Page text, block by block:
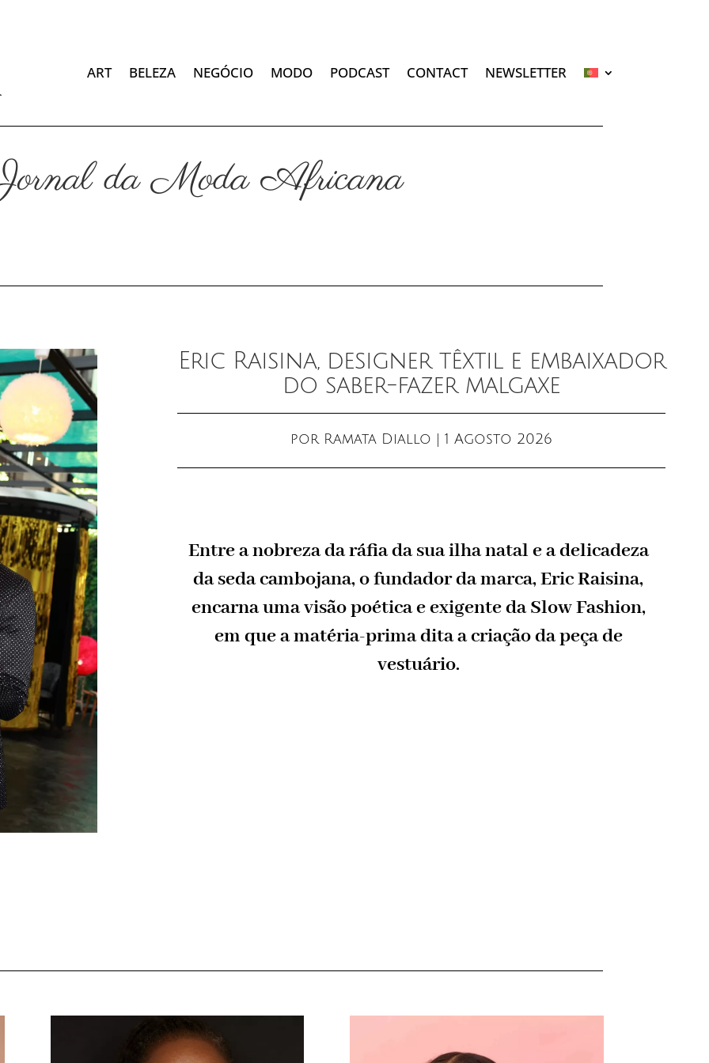
ART BELEZA NEGÓCIO MODO PODCAST CONTACT NEWSLETTER
da Moda Africana
Eric Raisina, designer têxtil e embaixador
do saber-fazer malgaxe
por Ramata Diallo 1 Agosto 2026
Entre a nobreza da ráfia da sua ilha natal e a delicadeza
da seda cambojana, o fundador da marca, Eric Raisina,
encarna uma visão poética e exigente da Slow Fashion,
em que a matéria-prima dita a criação da peça de
vestuário.